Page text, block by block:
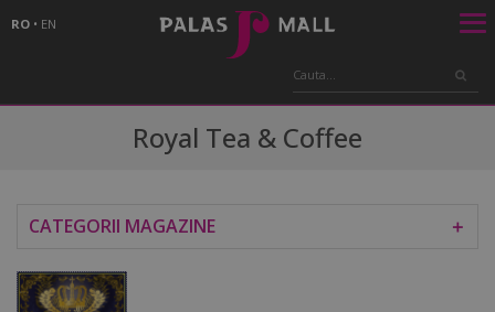
RO • EN
Royal Tea & Coffee
CATEGORII MAGAZINE ＋